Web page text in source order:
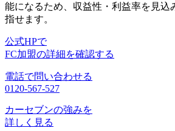
能になるため、収益性・利益率を見込
指せます。
公式HPで
FC加盟の詳細を確認する
電話で問い合わせる
0120-567-527
カーセブンの強みを
詳しく見る